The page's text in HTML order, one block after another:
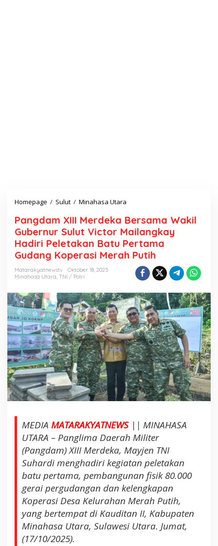
Homepage / Sulut / Minahasa Utara
n
g
d
a
I
I
M
e
r
d
e
k
a
B
s
a
m
a
W
a
k
l
G
Pangdam XIII Merdeka Bersama Wakil
Gubernur Sulut Victor Mailangkay
Hadiri Peletakan Batu Pertama
Gudang Koperasi Merah Putih
Matarakyatnewstv
Oktober 18, 2025
Minahasa Utara, TNI / Polri
MEDIA MATARAKYATNEWS|| MINAHASA
UTARA – Panglima Daerah Militer
(Pangdam) XIII Merdeka, Mayjen TNI
Suhardi menghadiri kegiatan peletakan
batu pertama, pembangunan fisik 80.000
gerai pergudangan dan kelengkapan
Koperasi Desa Kelurahan Merah Putih,
yang bertempat di Kauditan II, Kabupaten
Minahasa Utara, Sulawesi Utara. Jumat,
(17/10/2025).